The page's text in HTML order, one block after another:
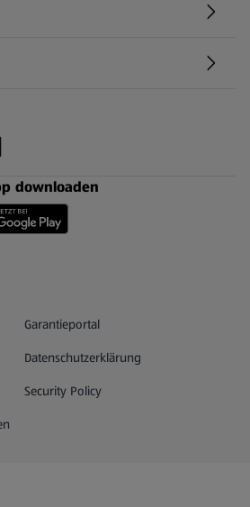
downloaden
Garantieportal
(öffnet in einem neuen Tab)
Datenschutzerklärung
Security Policy